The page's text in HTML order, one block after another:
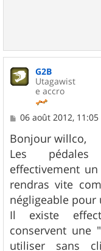
G2B
Utagawist
e accro
M
s
s
a
g
e
06 août 2012, 11:05
Bonjour willco,
Les pédales
effectivement
rendras vite
négligeable
Il existe
conservent une
utiliser sans